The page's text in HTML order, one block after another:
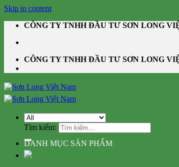
Skip to content
CÔNG TY TNHH ĐẦU TƯ SƠN LONG
CÔNG TY TNHH ĐẦU TƯ SƠN LONG
Tìm kiếm:
DANH MỤC SẢN PHẨM